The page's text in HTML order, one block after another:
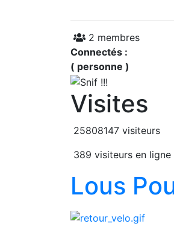
2 membres
Connectés :
( personne )
Visites
25808147 visiteurs
389 visiteurs en ligne
Lous